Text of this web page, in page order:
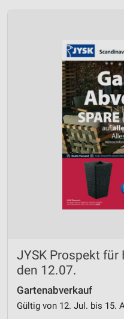
JYSK Prospekt für
den 12.07.
Gartenabverkauf
Gültig von 12. Jul. bis 15.